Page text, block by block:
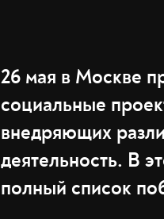
26 мая в Москве
социальные
внедряющих
деятельность. В
полный список